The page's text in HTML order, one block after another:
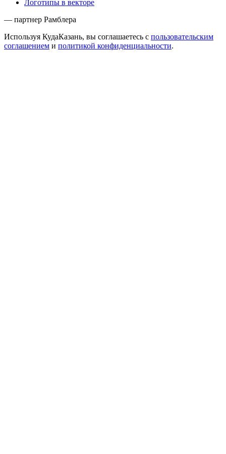
Логотипы в векторе
— партнер Рамблера
Используя КудаКазань, вы соглашаетесь с пользовательским
соглашением и политикой конфиденциальности.